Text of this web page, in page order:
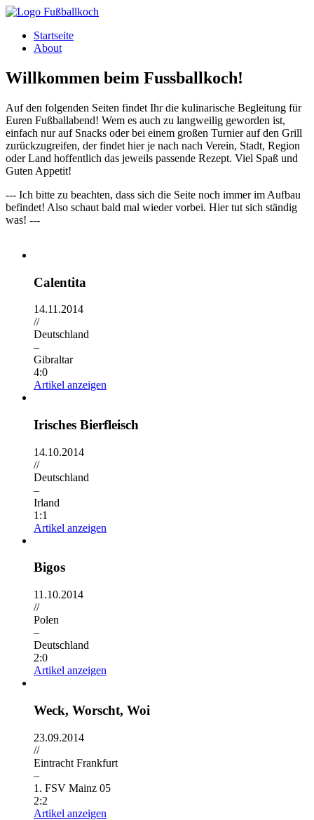
Direkt zum Inhalt
Startseite
About
Willkommen beim Fussballkoch!
Auf den folgenden Seiten findet Ihr die kulinarische Begleitung für
Euren Fußballabend! Wem es auch zu langweilig geworden ist,
einfach nur auf Snacks oder bei einem großen Turnier auf den Grill
zurückzugreifen, der findet hier je nach nach Verein, Stadt, Region
oder Land hoffentlich das jeweils passende Rezept. Viel Spaß und
Guten Appetit!
--- Ich bitte zu beachten, dass sich die Seite noch immer im Aufbau
befindet! Also schaut bald mal wieder vorbei. Hier tut sich ständig
was! ---
Calentita
14.11.2014
//
Deutschland
–
Gibraltar
4:0
Artikel anzeigen
Irisches Bierfleisch
14.10.2014
//
Deutschland
–
Irland
1:1
Artikel anzeigen
Bigos
11.10.2014
//
Polen
–
Deutschland
2:0
Artikel anzeigen
Weck, Worscht, Woi
23.09.2014
//
Eintracht Frankfurt
–
1. FSV Mainz 05
2:2
Artikel anzeigen